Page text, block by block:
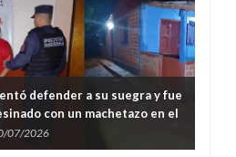
defender a su suegra y fue
con un machetazo en el
en Tomás Romero Pereira
07/2026